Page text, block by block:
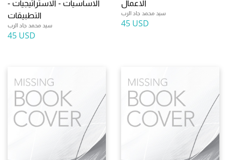
الاساسيات - الاستراتيجيات -
التطبيقات
سيد محمد جاد الرب
45 USD
الاعمال
سيد محمد جاد الرب
45 USD